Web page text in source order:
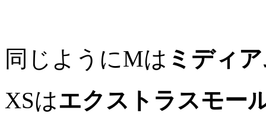
同じようにMは ミディ
XSはエクストラスモー